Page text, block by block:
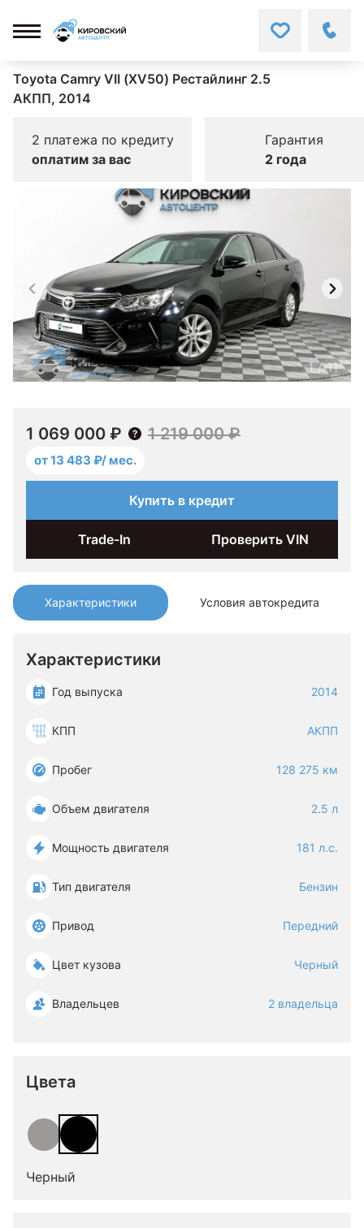
Toyota Camry VII (XV50) Рестайлинг 2.5
АКПП, 2014
2 платежа по кредиту
оплатим за вас
Гарантия
2 года
Характеристики Условия автокредита
Характеристики
Год выпуска 2014
КПП АКПП
Пробег 128 275 км
Объем двигателя 2.5 л
Мощность двигателя 181 л.с.
Тип двигателя Бензин
Привод Передний
Цвет кузова Черный
Владельцев 2 владельца
Цвета
Черный
1/11
1 069 000 ₽ 1 219 000 ₽
от 13 483 ₽/ мес.
Купить в кредит
Trade-In Проверить VIN